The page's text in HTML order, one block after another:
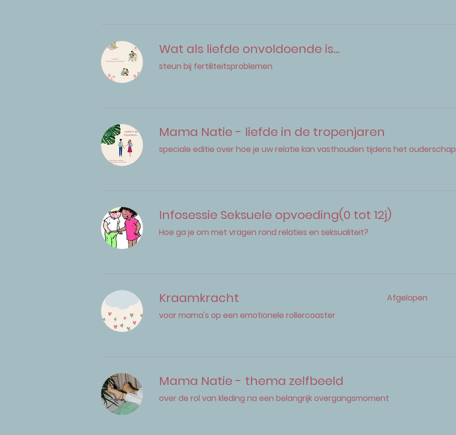
Wat als liefde onvoldoende is...
steun bij fertiliteitsproblemen
Mama Natie - liefde in de tropenjaren
speciale editie over hoe je uw relatie kan vasthouden tijdens het ouderschap
Infosessie Seksuele opvoeding(0 tot 12j)
Hoe ga je om met vragen rond relaties en seksualiteit?
Kraamkracht
voor mama's op een emotionele rollercoaster
Afgelopen
Mama Natie - thema zelfbeeld
over de rol van kleding na een belangrijk overgangsmoment